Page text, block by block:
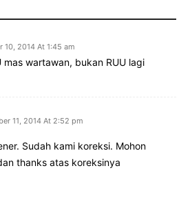
10, 2014 At 1:45 am
mas wartawan, bukan RUU lagi
11, 2014 At 2:52 pm
Sudah kami koreksi. Mohon
thanks atas koreksinya